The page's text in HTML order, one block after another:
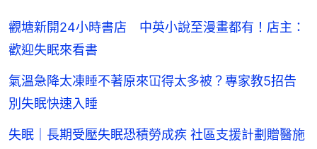
觀塘新開24小時書店 中英小說至漫畫都有！店主：
歡迎失眠來看書
氣溫急降太凍睡不著原來冚得太多被？專家教5招告
別失眠快速入睡
失眠｜長期受壓失眠恐積勞成疾 社區支援計劃贈醫施